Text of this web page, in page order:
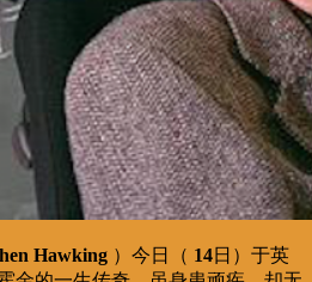
Hawking ）今日（ 14日）于英